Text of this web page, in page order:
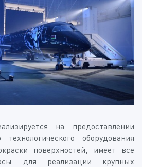
на предоставлении
технологического оборудования
поверхностей, имеет все
для реализации крупных